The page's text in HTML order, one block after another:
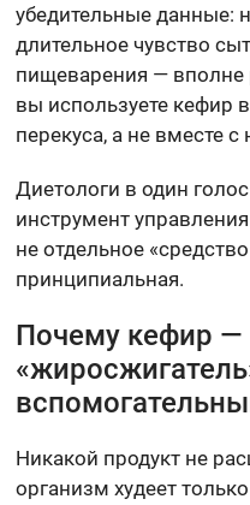
убедительные данные:
длительное чувство
пищеварения — вполне
вы используете кефир
перекуса, а не вместе с
Диетологи в один
инструмент
не отдельное
принципиальная.
Почему кефир —
Никакой продукт не
организм худеет